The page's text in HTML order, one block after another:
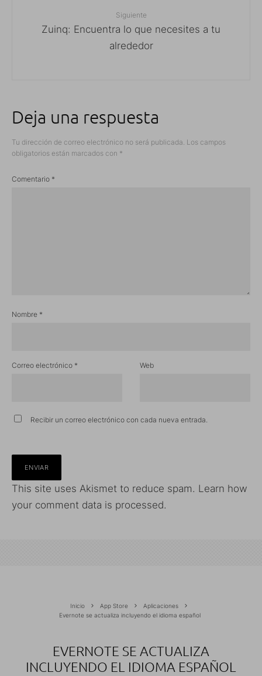
Siguiente
Zuinq: Encuentra lo que necesites a tu
alrededor
Deja una respuesta
Tu dirección de correo electrónico no será publicada. Los campos
obligatorios están marcados con *
Comentario *
Nombre *
Correo electrónico * Web
Recibir un correo electrónico con cada nueva entrada.
This site uses Akismet to reduce spam. Learn how
your comment data is processed.
Inicio App Store
Aplicaciones
Evernote se actualiza incluyendo el idioma español
EVERNOTE SE ACTUALIZA
INCLUYENDO EL IDIOMA ESPAÑOL